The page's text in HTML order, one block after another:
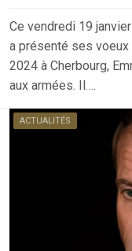
Ce vendredi 19
a présenté ses voeux
2024 à Cherbourg,
aux armées. Il….
ACTUALITÉS